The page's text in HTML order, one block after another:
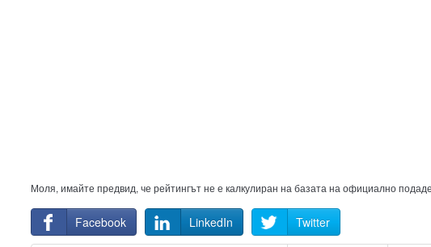
Моля, имайте предвид, че рейтингът не е калкулиран на базата на официално
Facebook LinkedIn Twitter